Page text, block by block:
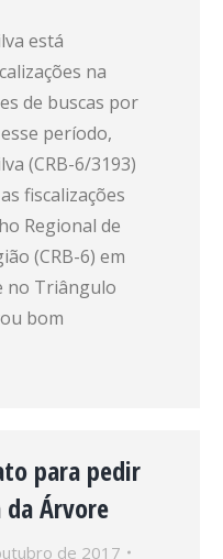
está
na
de buscas por
período,
(CRB-6/3193)
fiscalizações
Regional de
(CRB-6) em
no Triângulo
bom
para pedir
da Árvore
de 2017